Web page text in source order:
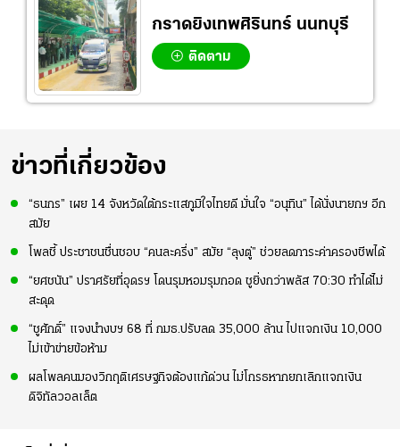
กราดยิงเทพศิรินทร์ นนทบุรี
ติดตาม
ข่าวที่เกี่ยวข้อง
“ธนกร” เผย 14 จังหวัดใต้กระแสภูมิใจไทยดี มั่นใจ “อนุทิน” ได้นั่งนายกฯ อีก
สมัย
โพลชี้ ประชาชนชื่นชอบ “คนละครึ่ง” สมัย “ลุงตู่” ช่วยลดภาระค่าครองชีพได้
“ยศชนัน” ปราศรัยที่อุดรฯ โดนรุมหอมรุมกอด ชูยิ่งกว่าพลัส 70:30 ทำได้ไม่
สะดุด
“ชูศักดิ์” แจงนำงบฯ 68 ที่ กมธ.ปรับลด 35,000 ล้าน ไปแจกเงิน 10,000
ไม่เข้าข่ายข้อห้าม
ผลโพลคนมองวิกฤติเศรษฐกิจต้องแก้ด่วน ไม่โกรธหากยกเลิกแจกเงิน
ดิจิทัลวอลเล็ต